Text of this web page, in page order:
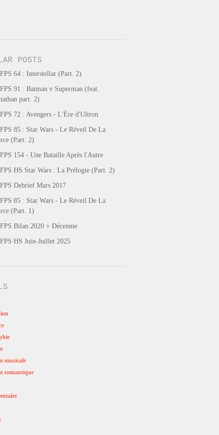
POSTS
64 : Interstellar (Part. 2)
91 : Batman v Superman (feat.
part. 2)
72 : Avengers - L'Ère d'Ultron
85 : Star Wars - Le Réveil De La
(Part. 2)
154 - Une Bataille Après l'Autre
HS Star Wars : La Prélogie (Part. 2)
Debrief Mars 2017
85 : Star Wars - Le Réveil De La
(Part. 1)
Bilan 2020 + Décennie
HS Juin-Juillet 2025
musicale
romantique